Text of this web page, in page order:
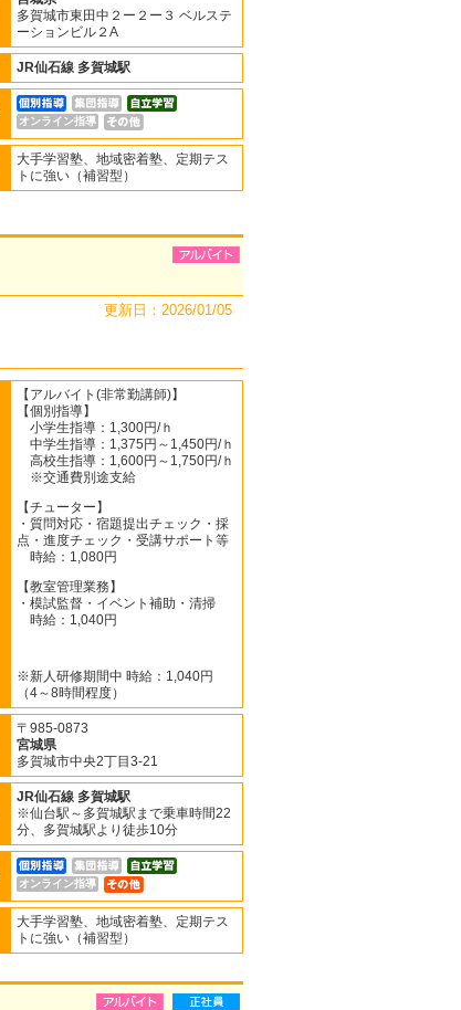
多賀城市東田中２ー２ー３ ベルステ
ーションビル２A
JR仙石線 多賀城駅
オンライン指導
大手学習塾、地域密着塾、定期テス
トに強い（補習型）
更新日：2026/01/05
【アルバイト(非常勤講師)】
【個別指導】
小学生指導：1,300円/ｈ
中学生指導：1,375円～1,450円/ｈ
高校生指導：1,600円～1,750円/ｈ
※交通費別途支給
【チューター】
・質問対応・宿題提出チェック・採
点・進度チェック・受講サポート等
時給：1,080円
【教室管理業務】
・模試監督・イベント補助・清掃
時給：1,040円
※新人研修期間中 時給：1,040円
（4～8時間程度）
〒985-0873
宮城県
多賀城市中央2丁目3-21
JR仙石線 多賀城駅
※仙台駅～多賀城駅まで乗車時間22
分、多賀城駅より徒歩10分
オンライン指導
大手学習塾、地域密着塾、定期テス
トに強い（補習型）